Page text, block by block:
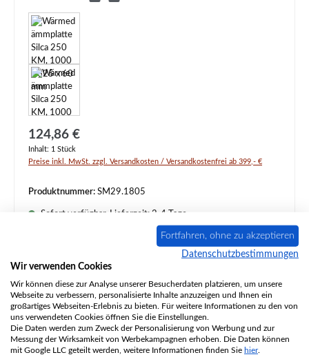
Regulärer Preis:
124,86 €
Inhalt: 1 Stück
Preise inkl. MwSt. zzgl. Versandkosten / Versandkostenfrei ab 399,- €
Produktnummer: SM29.1805
Sofort verfügbar, Lieferzeit: 2-4 Tage
Produkt Anzahl: Gib den gewünschten Wert ein oder benutze die Schaltflächen um
In den Warenkorb
Zum Merkzettel hinzufügen
Frage zum Produkt
Fortfahren, ohne zu akzeptieren
Datenschutzbestimmungen
Wir verwenden Cookies
Wir können diese zur Analyse unserer Besucherdaten platzieren, um unsere
Webseite zu verbessern, personalisierte Inhalte anzuzeigen und Ihnen ein
großartiges Webseiten-Erlebnis zu bieten. Für weitere Informationen zu den von
uns verwendeten Cookies öffnen Sie die Einstellungen.
Die Daten werden zum Zweck der Personalisierung von Werbung und zur
Messung der Wirksamkeit von Werbekampagnen erhoben. Die Daten können
mit Google LLC geteilt werden, weitere Informationen finden Sie hier.